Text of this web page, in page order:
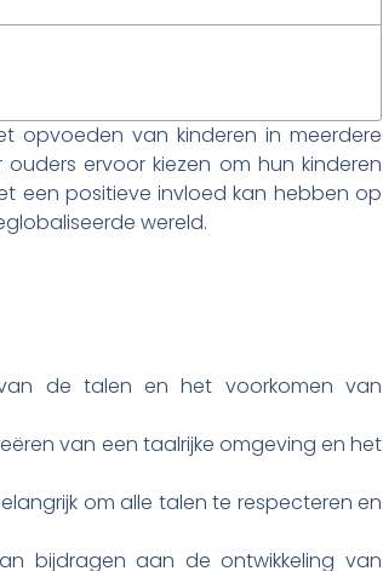
opvoeden van kinderen in meerdere
ervoor kiezen om hun kinderen
een positieve invloed kan hebben op
wereld.
de talen en het voorkomen van
van een taalrijke omgeving en het
om alle talen te respecteren en
bijdragen aan de ontwikkeling van